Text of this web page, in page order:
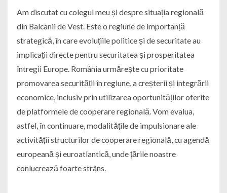
Am discutat cu colegul meu și despre situația regională
din Balcanii de Vest. Este o regiune de importanță
strategică, în care evoluțiile politice și de securitate au
implicații directe pentru securitatea și prosperitatea
întregii Europe. România urmărește cu prioritate
promovarea securității în regiune, a creșterii și integrării
economice, inclusiv prin utilizarea oportunităților oferite
de platformele de cooperare regională. Vom evalua,
astfel, în continuare, modalitățile de impulsionare ale
activității structurilor de cooperare regională, cu agendă
europeană și euroatlantică, unde țările noastre
conlucrează foarte strâns.